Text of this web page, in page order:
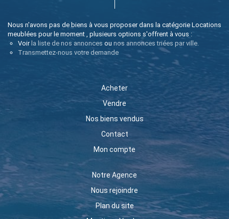
Nous n'avons pas de biens à vous proposer dans la catégorie Locations
meublées pour le moment , plusieurs options s'offrent à vous :
Voir la liste de nos annonces ou nos annonces triées par ville.
Transmettez-nous votre demande
Acheter
Vendre
Nos biens vendus
Contact
Mon compte
Notre Agence
Nous rejoindre
Plan du site